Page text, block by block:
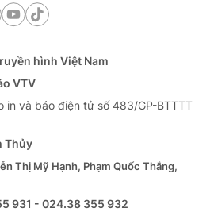
hình Việt Nam
VTV
in và báo điện tử số 483/GP-BTTTT
Thủy
Thị Mỹ Hạnh, Phạm Quốc Thắng,
931 - 024.38 355 932